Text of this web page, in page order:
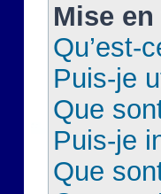
Mise
Qu’est-
Puis-je
Que
Puis-je
Que